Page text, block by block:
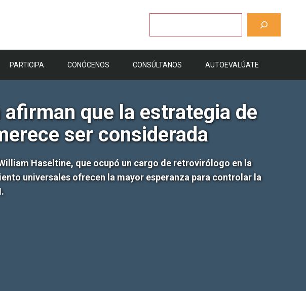
PARTICIPA CONÓCENOS CONSÚLTANOS AUTOEVALÚATE
que la estrategia de
ser considerada
Haseltine, que ocupó un cargo de retrovirólogo en la
universales ofrecen la mayor esperanza para controlar la